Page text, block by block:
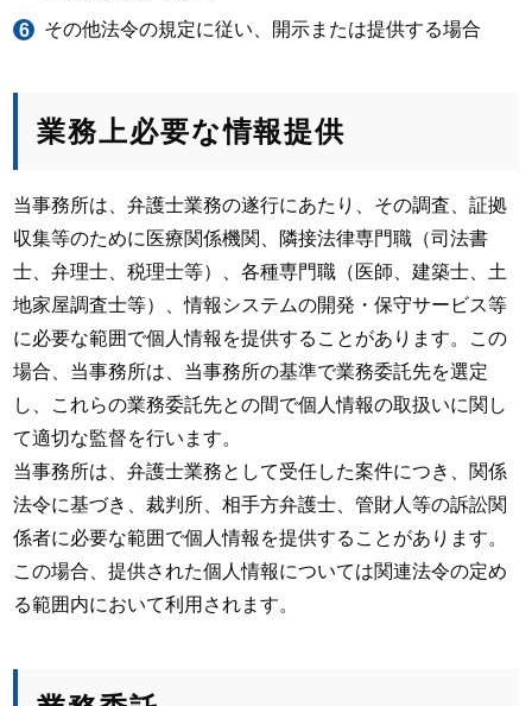
その他法令の規定に従い、開示または提供する場合
業務上必要な情報提供
当事務所は、弁護士業務の遂行にあたり、その調査、証拠
収集等のために医療関係機関、隣接法律専門職（司法書
士、弁理士、税理士等）、各種専門職（医師、建築士、土
地家屋調査士等）、情報システムの開発・保守サービス等
に必要な範囲で個人情報を提供することがあります。この
場合、当事務所は、当事務所の基準で業務委託先を選定
し、これらの業務委託先との間で個人情報の取扱いに関し
て適切な監督を行います。
当事務所は、弁護士業務として受任した案件につき、関係
法令に基づき、裁判所、相手方弁護士、管財人等の訴訟関
係者に必要な範囲で個人情報を提供することがあります。
この場合、提供された個人情報については関連法令の定め
る範囲内において利用されます。